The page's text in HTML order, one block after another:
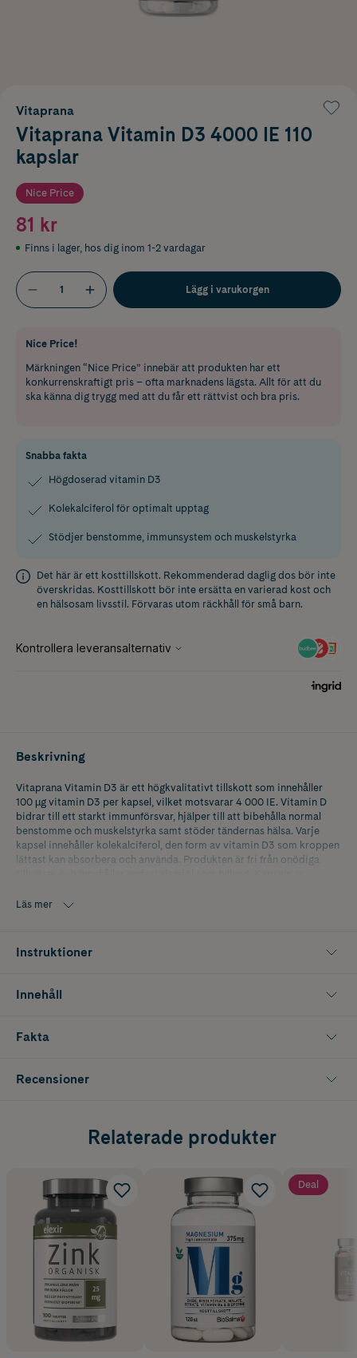
Vitaprana
Vitaprana Vitamin D3 4000 IE 110
kapslar
Nice Price
81 kr
Finns i lager, hos dig inom 1-2 vardagar
Lägg i varukorgen
Nice Price!
Märkningen “Nice Price” innebär att produkten har ett
konkurrenskraftigt pris – ofta marknadens lägsta. Allt för att du
ska känna dig trygg med att du får ett rättvist och bra pris.
Snabba fakta
Högdoserad vitamin D3
Kolekalciferol för optimalt upptag
Stödjer benstomme, immunsystem och muskelstyrka
Det här är ett kosttillskott. Rekommenderad daglig dos bör inte
överskridas. Kosttillskott bör inte ersätta en varierad kost och
en hälsosam livsstil. Förvaras utom räckhåll för små barn.
Beskrivning
Vitaprana Vitamin D3 är ett högkvalitativt tillskott som innehåller
100 µg vitamin D3 per kapsel, vilket motsvarar 4 000 IE. Vitamin D
bidrar till ett starkt immunförsvar, hjälper till att bibehålla normal
benstomme och muskelstyrka samt stöder tändernas hälsa. Varje
kapsel innehåller kolekalciferol, den form av vitamin D3 som kroppen
lättast kan absorbera och använda. Produkten är fri från onödiga
veganer. För bästa effekt tas Vitamin D3 tillsammans med en måltid
solljus är det ofta svårt att få tillräckligt, särskilt under
tillskott som Vitaprana Vitamin D3 är därför ett enkelt sätt att
säkerställa att du får tillräckliga nivåer året runt. Innehåller 110
Läs mer
Instruktioner
Innehåll
Fakta
Recensioner
Relaterade produkter
Deal